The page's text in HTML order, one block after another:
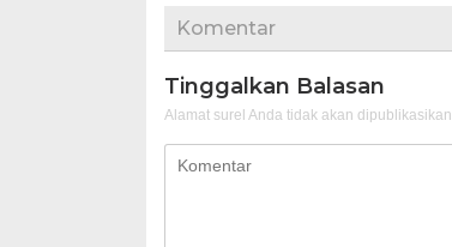
Komentar
Tinggalkan Balasan
Alamat surel Anda tidak akan dipublikasikan.